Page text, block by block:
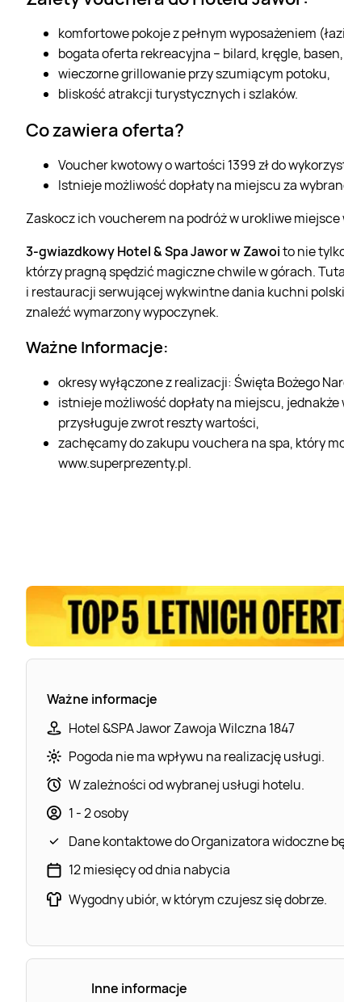
komfortowe pokoje z pełnym wyposażeniem
bogata oferta rekreacyjna – bilard, kręgle,
wieczorne grillowanie przy szumiącym potoku,
bliskość atrakcji turystycznych i szlaków.
Co zawiera oferta?
Voucher kwotowy o wartości 1399 zł do
Istnieje możliwość dopłaty na miejscu za
Zaskocz ich voucherem na podróż w urokliwe miejsce
3-gwiazdkowy Hotel & Spa Jawor w Zawoito nie
którzy pragną spędzić magiczne chwile w górach.
i restauracji serwującej wykwintne dania kuchni
znaleźć wymarzony wypoczynek.
Ważne Informacje:
okresy wyłączone z realizacji: Święta Bożego
istnieje możliwość dopłaty na miejscu,
przysługuje zwrot reszty wartości,
zachęcamy do zakupu vouchera na spa, który
www.superprezenty.pl.
Ważne informacje
Hotel &SPA Jawor Zawoja Wilczna 1847
Pogoda nie ma wpływu na realizację usługi.
W zależności od wybranej usługi hotelu.
1 - 2 osoby
Dane kontaktowe do Organizatora widoczne
12 miesięcy od dnia nabycia
Wygodny ubiór, w którym czujesz się dobrze.
Inne informacje